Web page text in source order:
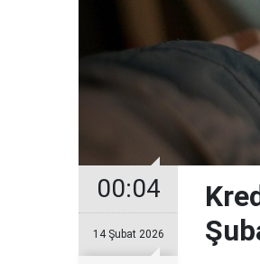
00:04
14 Şubat 2026